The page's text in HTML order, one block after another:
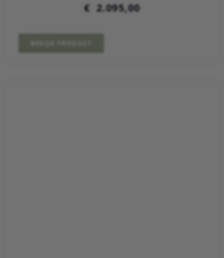
€ 2.095,00